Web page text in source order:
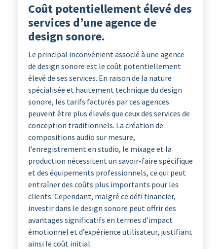
Coût potentiellement élevé des
services d’une agence de
design sonore.
Le principal inconvénient associé à une agence
de design sonore est le coût potentiellement
élevé de ses services. En raison de la nature
spécialisée et hautement technique du design
sonore, les tarifs facturés par ces agences
peuvent être plus élevés que ceux des services de
conception traditionnels. La création de
compositions audio sur mesure,
l’enregistrement en studio, le mixage et la
production nécessitent un savoir-faire spécifique
et des équipements professionnels, ce qui peut
entraîner des coûts plus importants pour les
clients. Cependant, malgré ce défi financier,
investir dans le design sonore peut offrir des
avantages significatifs en termes d’impact
émotionnel et d’expérience utilisateur, justifiant
ainsi le coût initial.